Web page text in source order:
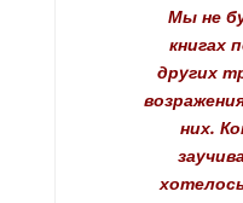
Мы не
книгах
других
них.